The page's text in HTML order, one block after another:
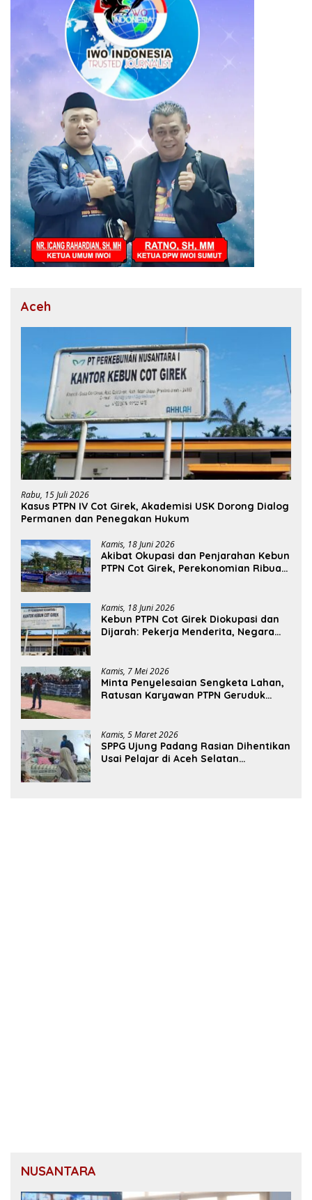
Aceh
Rabu, 15 Juli 2026
Kasus PTPN IV Cot Girek, Akademisi USK Dorong Dialog
Permanen dan Penegakan Hukum
Kamis, 18 Juni 2026
Akibat Okupasi dan Penjarahan Kebun
PTPN Cot Girek, Perekonomian Ribuan
Kamis, 18 Juni 2026
Kebun PTPN Cot Girek Diokupasi dan
Dijarah: Pekerja Menderita, Negara
Kamis, 7 Mei 2026
Minta Penyelesaian Sengketa Lahan,
Ratusan Karyawan PTPN Geruduk
Kamis, 5 Maret 2026
SPPG Ujung Padang Rasian Dihentikan
Usai Pelajar di Aceh Selatan
NUSANTARA